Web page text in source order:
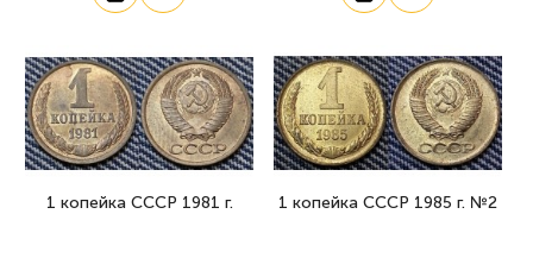
1 копейка СССР 1981 г. 1 копейка СССР 1985 г. №2